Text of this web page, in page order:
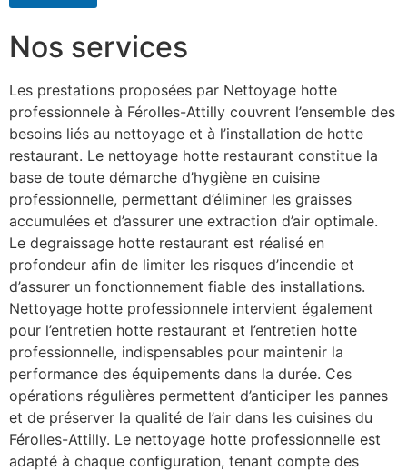
Nos services
Les prestations proposées par Nettoyage hotte
professionnele à Férolles-Attilly couvrent l’ensemble des
besoins liés au nettoyage et à l’installation de hotte
restaurant. Le nettoyage hotte restaurant constitue la
base de toute démarche d’hygiène en cuisine
professionnelle, permettant d’éliminer les graisses
accumulées et d’assurer une extraction d’air optimale.
Le degraissage hotte restaurant est réalisé en
profondeur afin de limiter les risques d’incendie et
d’assurer un fonctionnement fiable des installations.
Nettoyage hotte professionnele intervient également
pour l’entretien hotte restaurant et l’entretien hotte
professionnelle, indispensables pour maintenir la
performance des équipements dans la durée. Ces
opérations régulières permettent d’anticiper les pannes
et de préserver la qualité de l’air dans les cuisines du
Férolles-Attilly. Le nettoyage hotte professionnelle est
adapté à chaque configuration, tenant compte des